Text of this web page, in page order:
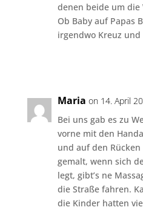
denen beide um die
Ob Baby auf Papas
irgendwo Kreuz
Maria on 14. April
Bei uns gab es zu
vorne mit den
und auf den
gemalt, wenn sich
legt, gibt’s ne
die Straße fahren.
die Kinder hatten